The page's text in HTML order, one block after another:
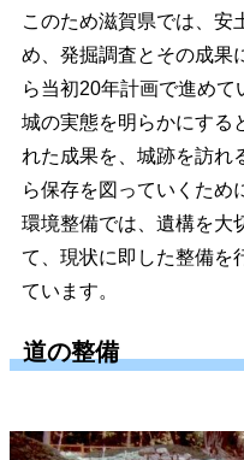
このため滋賀県では、安
め、発掘調査とその成果
ら当初20年計画で進めて
城の実態を明らかにする
れた成果を、城跡を訪れ
ら保存を図っていくため
環境整備では、遺構を大
て、現状に即した整備を
ています。
道の整備